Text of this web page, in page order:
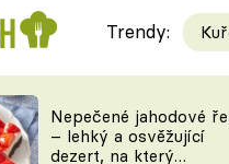
TEĎ VAŘÍ ŠÉF!
Trendy:
Nepečené jahodové
– lehký a osvěžující
dezert, na který